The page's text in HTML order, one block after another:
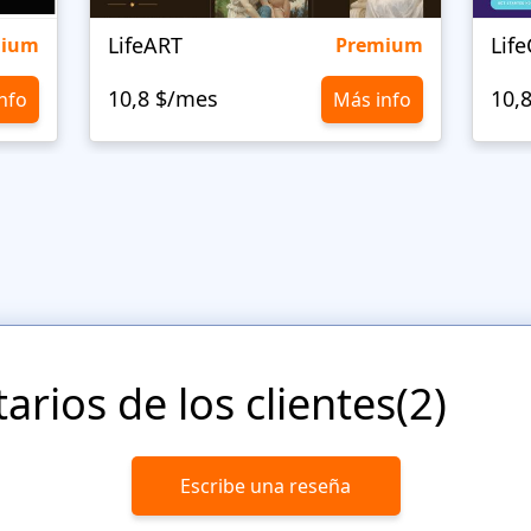
LifeART Premium
10,8 $/mes Más info
de los clientes(2)
Escribe una reseña